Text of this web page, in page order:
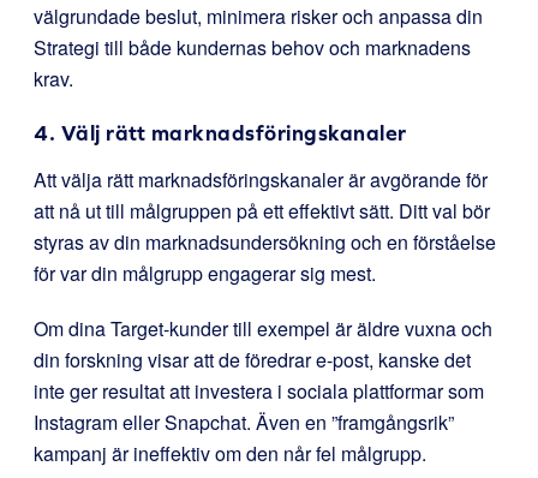
välgrundade beslut, minimera risker och anpassa din
Strategi till både kundernas behov och marknadens
krav.
4. Välj rätt marknadsföringskanaler
Att välja rätt marknadsföringskanaler är avgörande för
att nå ut till målgruppen på ett effektivt sätt. Ditt val bör
styras av din marknadsundersökning och en förståelse
för var din målgrupp engagerar sig mest.
Om dina Target-kunder till exempel är äldre vuxna och
din forskning visar att de föredrar e-post, kanske det
inte ger resultat att investera i sociala plattformar som
Instagram eller Snapchat. Även en ”framgångsrik”
kampanj är ineffektiv om den når fel målgrupp.